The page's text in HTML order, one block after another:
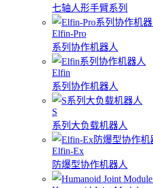
七轴人形手臂系列
Elfin-Pro
系列协作机器人
Elfin
系列协作机器人
S
系列大负载机器人
Elfin-Ex
防爆型协作机器人